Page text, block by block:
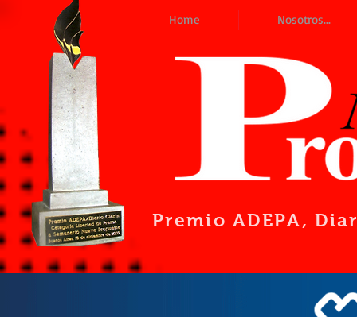
Home Nosotros...
Premio ADEPA,